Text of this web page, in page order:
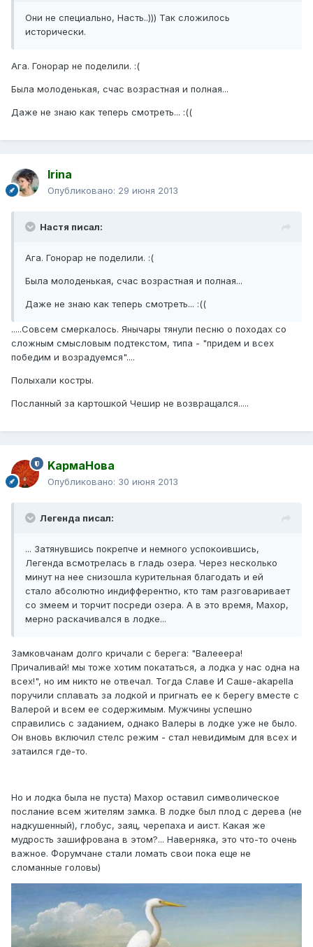
Они не специально, Насть..))) Так сложилось
исторически.
Ага. Гонорар не поделили. :(
Была молоденькая, счас возрастная и полная...
Даже не знаю как теперь смотреть... :((
Irina
Опубликовано: 29 июня 2013
Настя писал:
Ага. Гонорар не поделили. :(
Была молоденькая, счас возрастная и полная...
Даже не знаю как теперь смотреть... :((
.....Совсем смеркалось. Янычары тянули песню о походах со
сложным смысловым подтекстом, типа - "придем и всех
победим и возрадуемся"....
Полыхали костры.
Посланный за картошкой Чешир не возвращался.....
KармаНова
Опубликовано: 30 июня 2013
Легенда писал:
... Затянувшись покрепче и немного успокоившись,
Легенда всмотрелась в гладь озера. Через несколько
минут на нее снизошла курительная благодать и ей
стало абсолютно индифферентно, кто там разговаривает
со змеем и торчит посреди озера. А в это время, Махор,
мерно раскачивался в лодке...
Замковчанам долго кричали с берега: "Валееера!
Причаливай! мы тоже хотим покататься, а лодка у нас одна на
всех!", но им никто не отвечал. Тогда Славе И Саше-akapella
поручили сплавать за лодкой и пригнать ее к берегу вместе с
Валерой и всем ее содержимым. Мужчины успешно
справились с заданием, однако Валеры в лодке уже не было.
Он вновь включил стелс режим - стал невидимым для всех и
затаился где-то.
Но и лодка была не пуста) Махор оставил символическое
послание всем жителям замка. В лодке был плод с дерева (не
надкушенный), глобус, заяц, черепаха и аист. Какая же
мудрость зашифрована в этом?... Наверняка, это что-то очень
важное. Форумчане стали ломать свои пока еще не
сломанные головы)